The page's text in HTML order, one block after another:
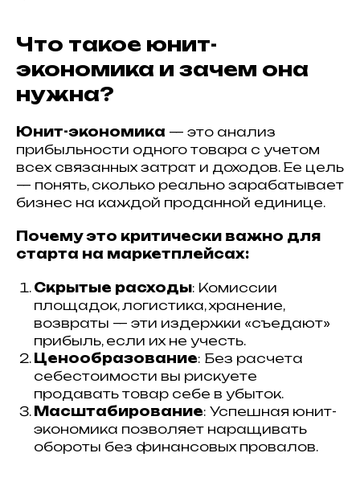
Что такое юнит-
экономика и зачем она
нужна?
Юнит-экономика — это анализ
прибыльности одного товара с учетом
всех связанных затрат и доходов. Ее цель
— понять, сколько реально зарабатывает
бизнес на каждой проданной единице.
Почему это критически важно для
старта на маркетплейсах:
Скрытые расходы: Комиссии
площадок, логистика, хранение,
возвраты — эти издержки «съедают»
прибыль, если их не учесть.
Ценообразование: Без расчета
себестоимости вы рискуете
продавать товар себе в убыток.
Масштабирование: Успешная юнит-
экономика позволяет наращивать
обороты без финансовых провалов.